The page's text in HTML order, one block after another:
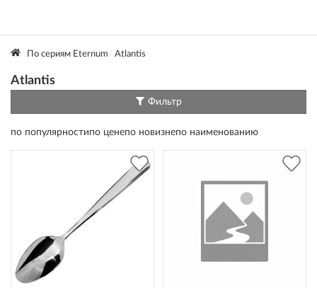
По сериям Eternum Atlantis
Atlantis
Фильтр
по популярностипо ценепо новизнепо наименованию